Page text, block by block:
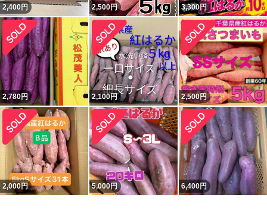
2,400円 2,500円 3,300円
2,780円 2,100円 2,500円
2,000円 5,000円 6,400円